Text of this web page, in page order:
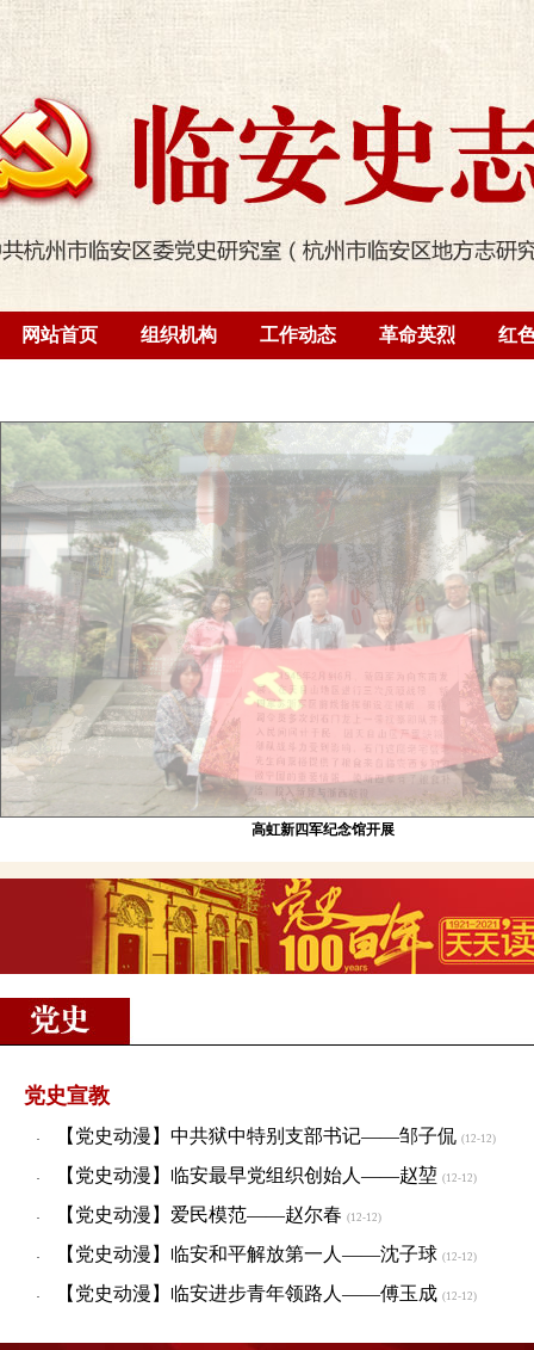
网站首页 组织机构 工作动态 革命英烈 红
高虹新四军纪念馆开展
党史宣教
· 【党史动漫】中共狱中特别支部书记——邹子侃 (12-12)
· 【党史动漫】临安最早党组织创始人——赵堃 (12-12)
· 【党史动漫】爱民模范——赵尔春 (12-12)
· 【党史动漫】临安和平解放第一人——沈子球 (12-12)
· 【党史动漫】临安进步青年领路人——傅玉成 (12-12)